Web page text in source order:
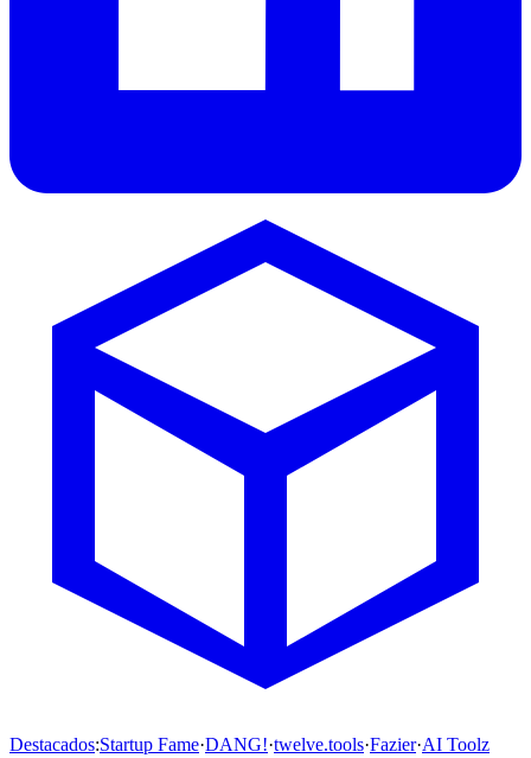
Destacados:Startup Fame·DANG!·twelve.tools·Fazier·AI Toolz